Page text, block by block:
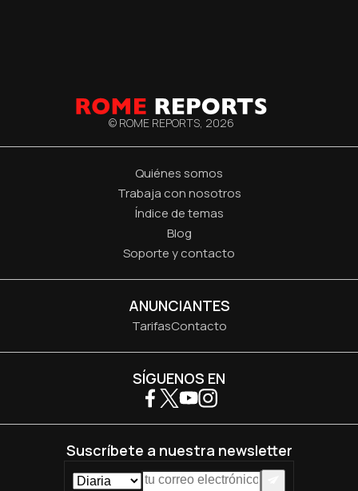
© ROME REPORTS, 2026
Quiénes somos
Trabaja con nosotros
Índice de temas
Blog
Soporte y contacto
ANUNCIANTES
TarifasContacto
SÍGUENOS EN
Suscríbete a nuestra newsletter